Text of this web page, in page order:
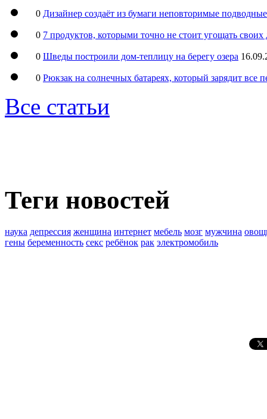
0 Дизайнер создаёт из бумаги неповторимые
0 7 продуктов, которыми точно не стоит угощать
0 Шведы построили дом-теплицу на берегу озера
0 Рюкзак на солнечных батареях, который зарядит все
Все статьи
Теги новостей
наука депрессия женщина интернет мебель мозг мужчина
гены беременность секс ребёнок рак электромобиль